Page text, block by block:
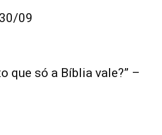
09
que só a Bíblia vale?” –